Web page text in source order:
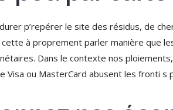
p’repérer le site des résidus, de
cette à proprement parler manière que
Dans le contexte nos
Visa ou MasterCard abusent les fronti